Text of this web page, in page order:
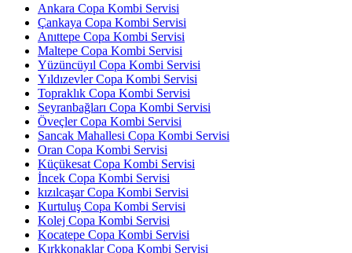
Ankara Copa Kombi Servisi
Çankaya Copa Kombi Servisi
Anıttepe Copa Kombi Servisi
Maltepe Copa Kombi Servisi
Yüzüncüyıl Copa Kombi Servisi
Yıldızevler Copa Kombi Servisi
Topraklık Copa Kombi Servisi
Seyranbağları Copa Kombi Servisi
Öveçler Copa Kombi Servisi
Sancak Mahallesi Copa Kombi Servisi
Oran Copa Kombi Servisi
Küçükesat Copa Kombi Servisi
İncek Copa Kombi Servisi
kızılcaşar Copa Kombi Servisi
Kurtuluş Copa Kombi Servisi
Kolej Copa Kombi Servisi
Kocatepe Copa Kombi Servisi
Kırkkonaklar Copa Kombi Servisi